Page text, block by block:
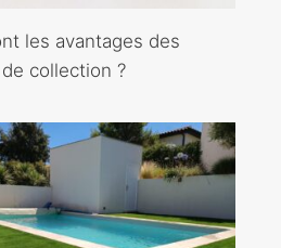
les avantages des
collection ?